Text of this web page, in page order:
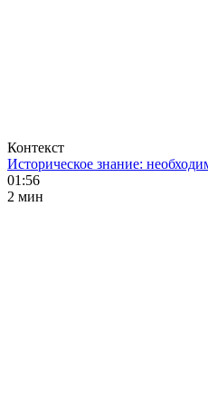
Контекст
Историческое знание:
01:56
2 мин